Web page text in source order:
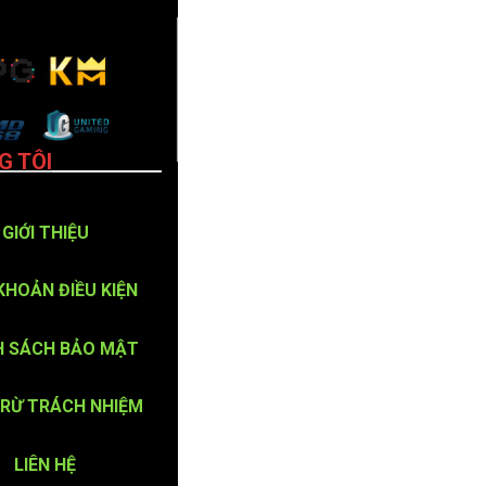
TÔI
GIỚI THIỆU
ĐIỀU KIỆN
SÁCH BẢO MẬT
TRÁCH NHIỆM
LIÊN HỆ